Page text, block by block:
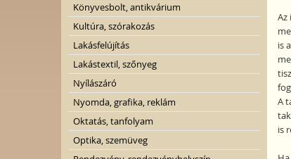
Könyvesbolt, antikvárium
Kultúra, szórakozás
Lakásfelújítás
Lakástextil, szőnyeg
Nyílászáró
Nyomda, grafika, reklám
Oktatás, tanfolyam
Optika, szemüveg
Az
is
A
is